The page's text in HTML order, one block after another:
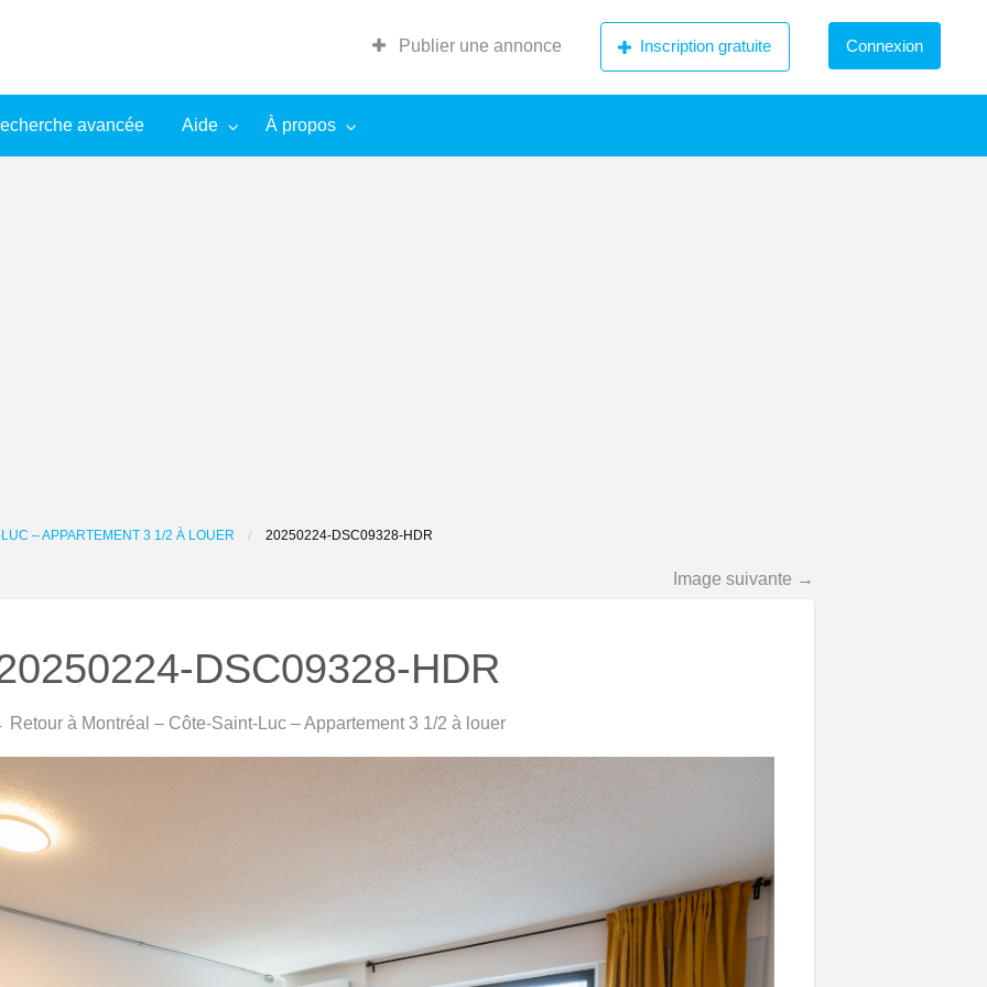
Publier une annonce Inscription gratuite Connexion
avancée Aide À propos
– APPARTEMENT 3 1/2 À LOUER 20250224-DSC09328-HDR
Image suivante →
DSC09328-HDR
à Montréal – Côte-Saint-Luc – Appartement 3 1/2 à louer